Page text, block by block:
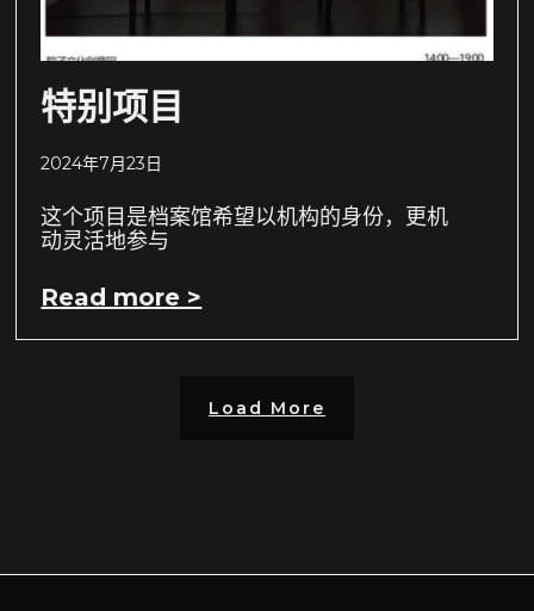
特别项目
2024年7月23日
这个项目是档案馆希望以机构的身份，更机
动灵活地参与
Read more >
Load More